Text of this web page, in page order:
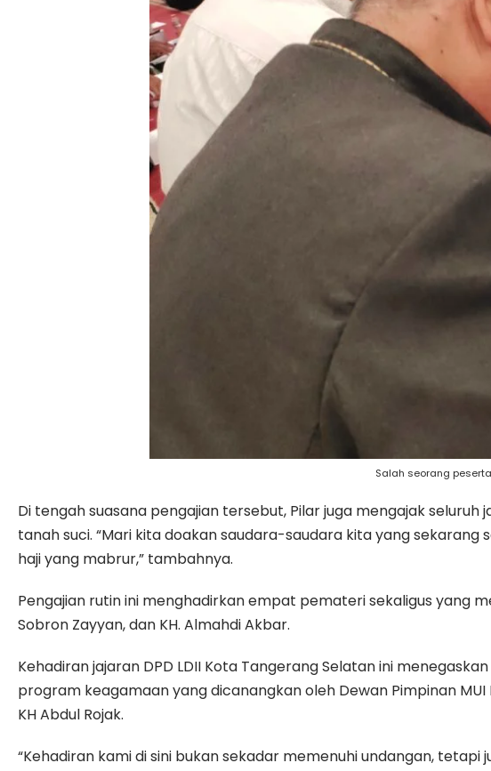
Salah seorang
Di tengah suasana pengajian tersebut, Pilar juga mengajak
tanah suci. “Mari kita doakan saudara-saudara kita yang
haji yang mabrur,” tambahnya.
Pengajian rutin ini menghadirkan empat pemateri sekaligus yang
Sobron Zayyan, dan KH. Almahdi Akbar.
Kehadiran jajaran DPD LDII Kota Tangerang Selatan ini
program keagamaan yang dicanangkan oleh Dewan Pimpinan
KH Abdul Rojak.
“Kehadiran kami di sini bukan sekadar memenuhi undangan,